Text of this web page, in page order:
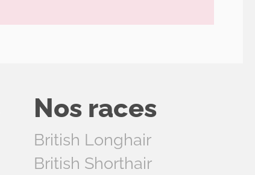
Nos races
British Longhair
British Shorthair